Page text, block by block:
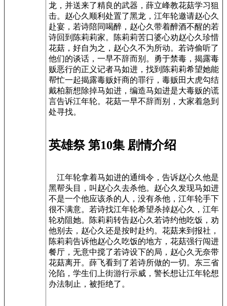
龙，并送来了精良的武器，薛立峰教花菇学习狙
击。赵心久顺利处置了黑龙，江年轮邀请赵心久
赴宴，若诗陪同喝醉，赵心久带着醉酒不醒的若
诗回到陈莉莉家。陈莉莉苦口婆心劝赵心久珍惜
花菇，好自为之，赵心久不为所动。若诗偷听了
他们的谈话，一早不辞而别。勇于禁毒，揭露毒
贩恶行的正义记者马如进，找到陈莉莉希望她能
帮忙一起揭露毒贩奸商的罪行，毒贩田大虎勾结
戴柏新想除掉马如进，编造马如进是大毒贩的谎
言告诉江年轮。花菇一早不辞而别，大家着急到
处寻找。
英雄祭 第10集 剧情介绍
江年轮拿着马如进的通缉令，告诉赵心久他是
黑帮头目，叫赵心久去杀他。赵心久发现马如进
不是一个他应该杀的人，没有杀他，江年轮手下
很不满意。若诗找江年轮希望杀掉赵心久，江年
轮劝阻她。陈莉莉转告赵心久若诗约他吃饭，劝
他别去，赵心久还是按时赴约。花菇来到报社，
陈莉莉告诉他赵心久吃饭的地方，花菇强行闯进
餐厅，无意中搅了若诗设下的局，赵心久无奈带
花菇离开。薛飞看到了若诗所做的一切。东三省
沦陷，学生们上街游行示威，警长想让江年轮想
办法制止，被拒绝了。